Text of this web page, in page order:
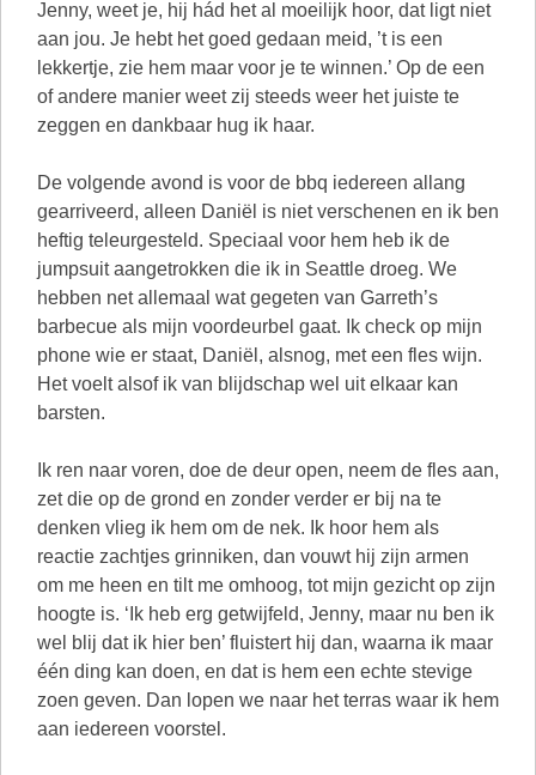
Jenny, weet je, hij hád het al moeilijk hoor, dat ligt niet
aan jou. Je hebt het goed gedaan meid, ’t is een
lekkertje, zie hem maar voor je te winnen.’ Op de een
of andere manier weet zij steeds weer het juiste te
zeggen en dankbaar hug ik haar.
De volgende avond is voor de bbq iedereen allang
gearriveerd, alleen Daniël is niet verschenen en ik ben
heftig teleurgesteld. Speciaal voor hem heb ik de
jumpsuit aangetrokken die ik in Seattle droeg. We
hebben net allemaal wat gegeten van Garreth’s
barbecue als mijn voordeurbel gaat. Ik check op mijn
phone wie er staat, Daniël, alsnog, met een fles wijn.
Het voelt alsof ik van blijdschap wel uit elkaar kan
barsten.
Ik ren naar voren, doe de deur open, neem de fles aan,
zet die op de grond en zonder verder er bij na te
denken vlieg ik hem om de nek. Ik hoor hem als
reactie zachtjes grinniken, dan vouwt hij zijn armen
om me heen en tilt me omhoog, tot mijn gezicht op zijn
hoogte is. ‘Ik heb erg getwijfeld, Jenny, maar nu ben ik
wel blij dat ik hier ben’ fluistert hij dan, waarna ik maar
één ding kan doen, en dat is hem een echte stevige
zoen geven. Dan lopen we naar het terras waar ik hem
aan iedereen voorstel.